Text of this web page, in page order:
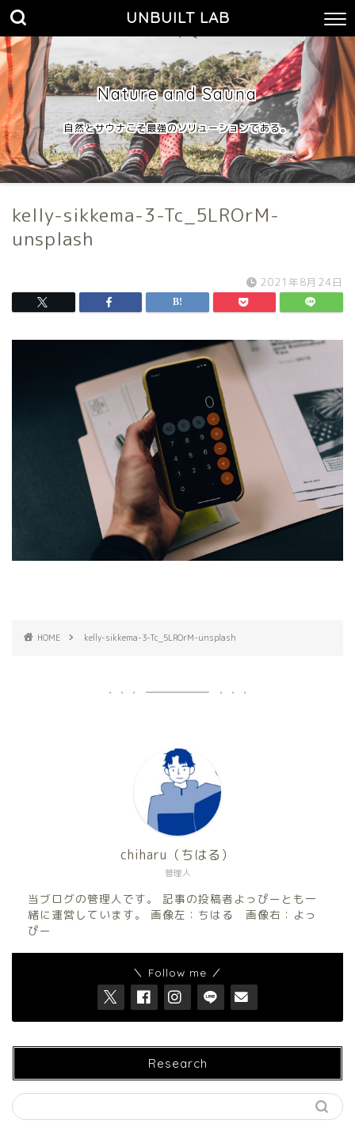
UNBUILT LAB
Nature and Sauna
自然とサウナこそ最強のソリューションである。
kelly-sikkema-3-Tc_5LROrM-
unsplash
2021年8月24日
HOME kelly-sikkema-3-Tc_5LROrM-unsplash
管理人
chiharu（ちはる）
当ブログの管理人です。 記事の投稿者よっぴーとも一
緒に運営しています。 画像左：ちはる 画像右：よっ
ぴー
＼ Follow me ／
Research